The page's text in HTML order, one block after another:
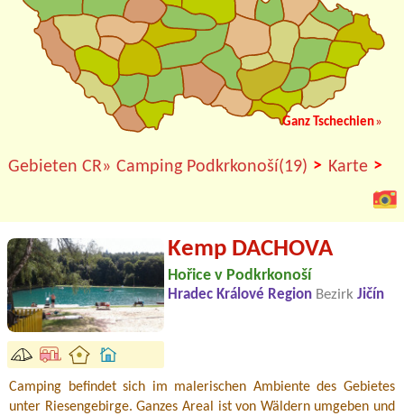
Ganz Tschechien»
Gebieten CR» Camping Podkrkonoší(19) > Karte >
Kemp DACHOVA
Hořice v Podkrkonoší
Hradec Králové Region Bezirk Jičín
Camping befindet sich im malerischen Ambiente des Gebietes
unter Riesengebirge. Ganzes Areal ist von Wäldern umgeben und